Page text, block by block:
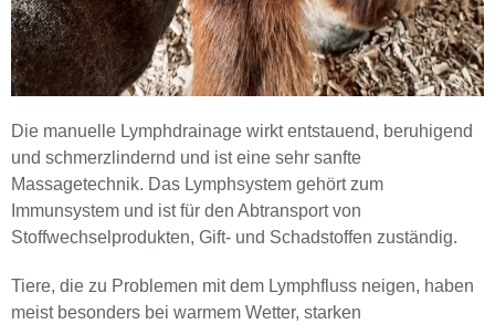
Die manuelle Lymphdrainage wirkt entstauend, beruhigend
und schmerzlindernd und ist eine sehr sanfte
Massagetechnik. Das Lymphsystem gehört zum
Immunsystem und ist für den Abtransport von
Stoffwechselprodukten, Gift- und Schadstoffen zuständig.
Tiere, die zu Problemen mit dem Lymphfluss neigen, haben
meist besonders bei warmem Wetter, starken